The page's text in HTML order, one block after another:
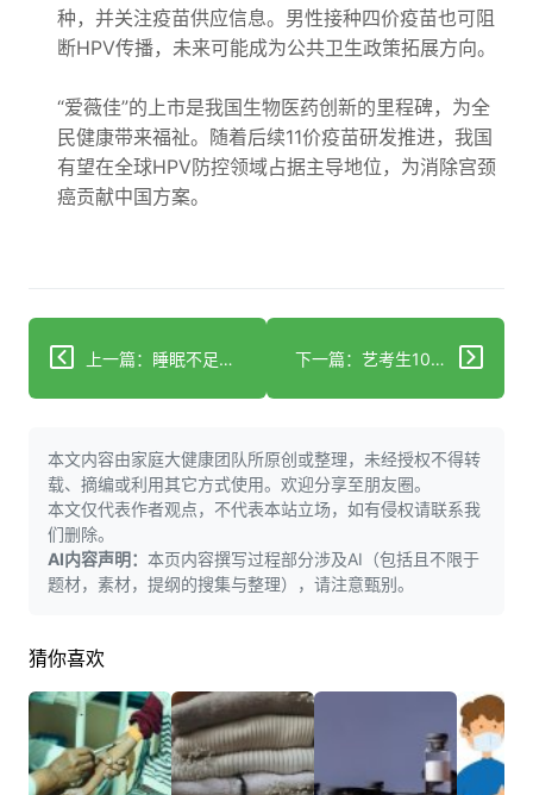
种，并关注疫苗供应信息。男性接种四价疫苗也可阻
断HPV传播，未来可能成为公共卫生政策拓展方向。
“爱薇佳”的上市是我国生物医药创新的里程碑，为全
民健康带来福祉。随着后续11价疫苗研发推进，我国
有望在全球HPV防控领域占据主导地位，为消除宫颈
癌贡献中国方案。
上一篇：睡眠不足为啥会胖？揭秘睡眠与体重管理的关系！ 下一篇：艺考生10天安全减重攻略，健康瘦身不踩坑！
本文内容由家庭大健康团队所原创或整理，未经授权不得转
载、摘编或利用其它方式使用。欢迎分享至朋友圈。
本文仅代表作者观点，不代表本站立场，如有侵权请联系我
们删除。
AI内容声明： 本页内容撰写过程部分涉及AI（包括且不限于
题材，素材，提纲的搜集与整理），请注意甄别。
猜你喜欢